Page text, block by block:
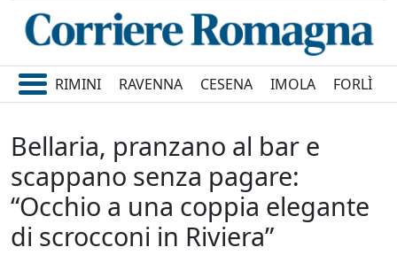
RIMINI RAVENNA CESENA IMOLA FORLÌ
Bellaria, pranzano al bar e
scappano senza pagare:
“Occhio a una coppia elegante
di scrocconi in Riviera”